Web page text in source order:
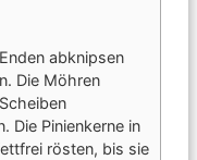
abknipsen
Die Möhren
Die Pinienkerne in
rösten, bis sie